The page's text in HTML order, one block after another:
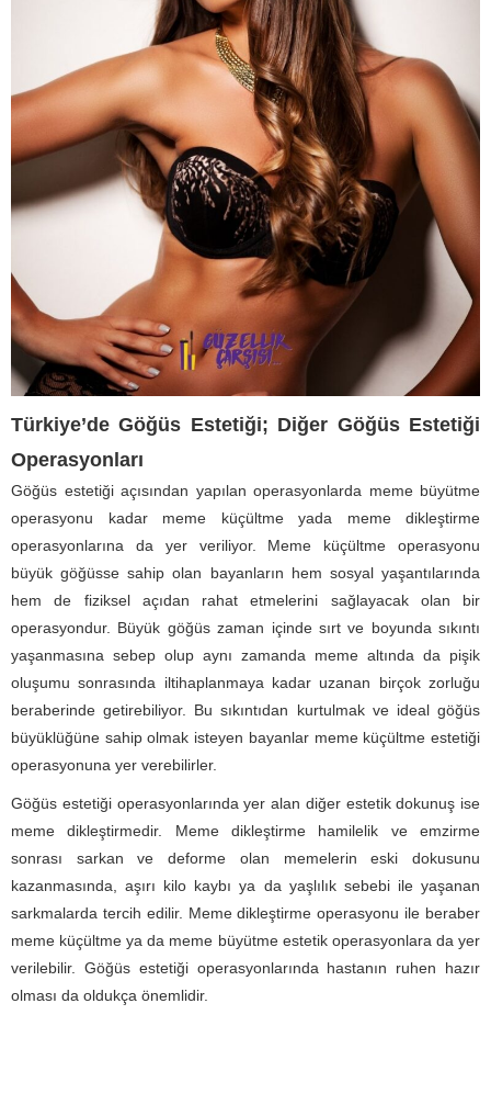
Türkiye’de Göğüs Estetiği; Diğer Göğüs Estetiği
Operasyonları
Göğüs estetiği açısından yapılan operasyonlarda meme büyütme
operasyonu kadar meme küçültme yada meme dikleştirme
operasyonlarına da yer veriliyor. Meme küçültme operasyonu
büyük göğüsse sahip olan bayanların hem sosyal yaşantılarında
hem de fiziksel açıdan rahat etmelerini sağlayacak olan bir
operasyondur. Büyük göğüs zaman içinde sırt ve boyunda sıkıntı
yaşanmasına sebep olup aynı zamanda meme altında da pişik
oluşumu sonrasında iltihaplanmaya kadar uzanan birçok zorluğu
beraberinde getirebiliyor. Bu sıkıntıdan kurtulmak ve ideal göğüs
büyüklüğüne sahip olmak isteyen bayanlar meme küçültme estetiği
operasyonuna yer verebilirler.
Göğüs estetiği operasyonlarında yer alan diğer estetik dokunuş ise
meme dikleştirmedir. Meme dikleştirme hamilelik ve emzirme
sonrası sarkan ve deforme olan memelerin eski dokusunu
kazanmasında, aşırı kilo kaybı ya da yaşlılık sebebi ile yaşanan
sarkmalarda tercih edilir. Meme dikleştirme operasyonu ile beraber
meme küçültme ya da meme büyütme estetik operasyonlara da yer
verilebilir. Göğüs estetiği operasyonlarında hastanın ruhen hazır
olması da oldukça önemlidir.